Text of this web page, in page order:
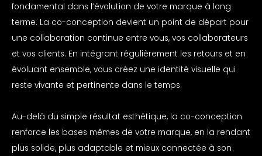
fondamental dans l’évolution de votre marque à long
terme. La co-conception devient un point de départ pour
une collaboration continue entre vous, vos collaborateurs
et vos clients. En intégrant régulièrement les retours et en
évoluant ensemble, vous créez une identité visuelle qui
reste vivante et pertinente dans le temps.
Au-delà du simple résultat esthétique, la co-conception
renforce les bases mêmes de votre marque, en la rendant
plus solide, plus adaptable et mieux connectée à son